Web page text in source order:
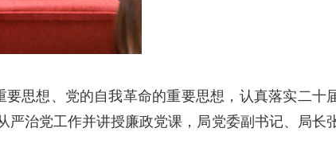
思想、党的自我革命的重要思想，认真落实二十
治党工作并讲授廉政党课，局党委副书记、局长